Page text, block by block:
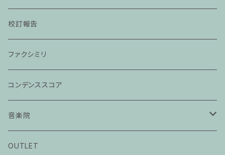
校訂報告
ファクシミリ
コンデンススコア
音楽院
ピアノ科３０分レッスン
OUTLET